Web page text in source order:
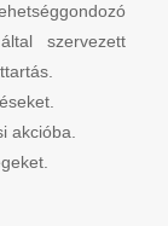
szervezett
akcióba.